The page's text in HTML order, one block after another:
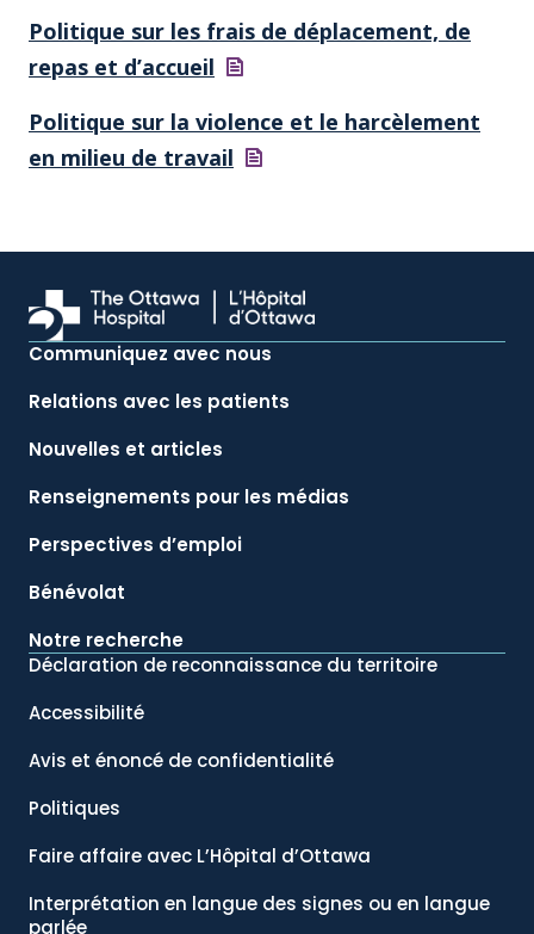
Politique sur les frais de déplacement, de
repas et d’accueil
Politique sur la violence et le harcèlement
en milieu de travail
Communiquez avec nous
Relations avec les patients
Nouvelles et articles
Renseignements pour les médias
Perspectives d’emploi
Bénévolat
Notre recherche
Déclaration de reconnaissance du territoire
Accessibilité
Avis et énoncé de confidentialité
Politiques
Faire affaire avec L’Hôpital d’Ottawa
Interprétation en langue des signes ou en langue
parlée